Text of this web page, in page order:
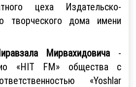
цеха Издательско-
творческого дома имени
Мирвахидовича-
«HIT FM» общества с
«Yoshlar